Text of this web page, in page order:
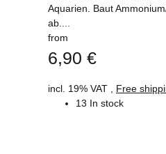
Aquarien. Baut
ab....
from
6,90 €
incl. 19% VAT , Free
13 In stock